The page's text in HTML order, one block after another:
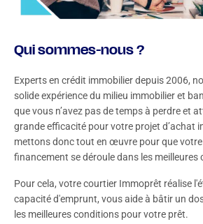
Qui sommes-nous ?
Experts en crédit immobilier depuis 2006,
solide expérience du milieu immobilier et
que vous n’avez pas de temps à perdre et
grande efficacité pour votre projet d’achat
mettons donc tout en œuvre pour que votre
financement se déroule dans les meilleures
Pour cela, votre courtier Immoprêt réalise
capacité d'emprunt, vous aide à bâtir un
les meilleures conditions pour votre prêt.